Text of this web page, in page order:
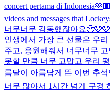
concert pertama di
videos and messages that
너무너무 감동했잖아요
인생에서 가장 큰 선물은 우
주고, 응원해줘서 너무너무
못할 만큼 너무 고맙고 우리
름달이 아름답게 뜬 이번 추석
너무 많아서 1시간 넘게 구경